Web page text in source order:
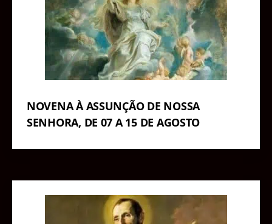
NOVENA À ASSUNÇÃO DE NOSSA
SENHORA, DE 07 A 15 DE AGOSTO